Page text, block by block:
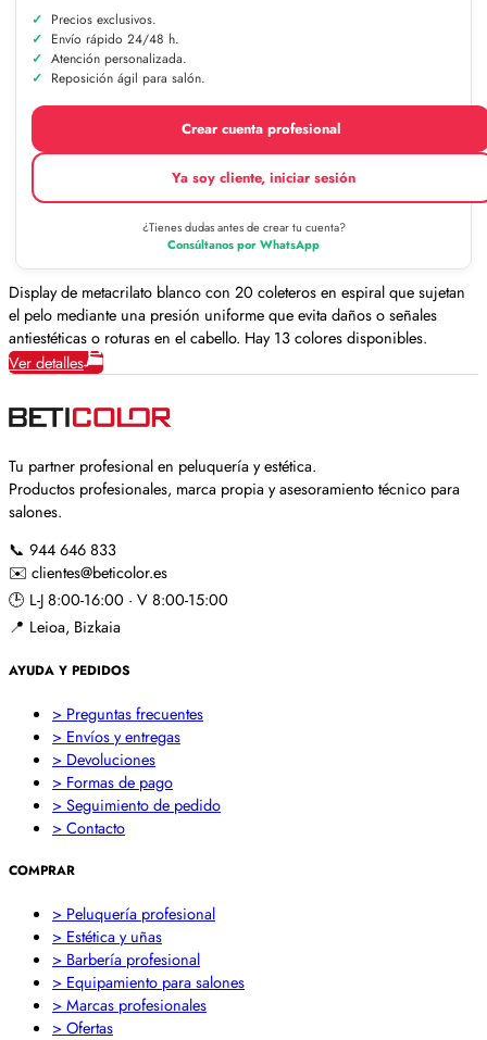
Precios exclusivos.
Envío rápido 24/48 h.
Atención personalizada.
Reposición ágil para salón.
Crear cuenta profesional
Ya soy cliente, iniciar sesión
¿Tienes dudas antes de crear tu cuenta?
Consúltanos por WhatsApp
Display de metacrilato blanco con 20 coleteros en espiral que sujetan
el pelo mediante una presión uniforme que evita daños o señales
antiestéticas o roturas en el cabello. Hay 13 colores disponibles.
Ver detalles
Tu partner profesional en peluquería y estética.
Productos profesionales, marca propia y asesoramiento técnico para
salones.
📞 944 646 833
✉️ clientes@beticolor.es
🕒 L-J 8:00-16:00 · V 8:00-15:00
📍 Leioa, Bizkaia
AYUDA Y PEDIDOS
> Preguntas frecuentes
> Envíos y entregas
> Devoluciones
> Formas de pago
> Seguimiento de pedido
> Contacto
COMPRAR
> Peluquería profesional
> Estética y uñas
> Barbería profesional
> Equipamiento para salones
> Marcas profesionales
> Ofertas